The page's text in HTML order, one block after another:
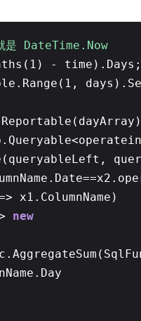
是 DateTime.Now
- time).Days;
x1.ColumnName)
new